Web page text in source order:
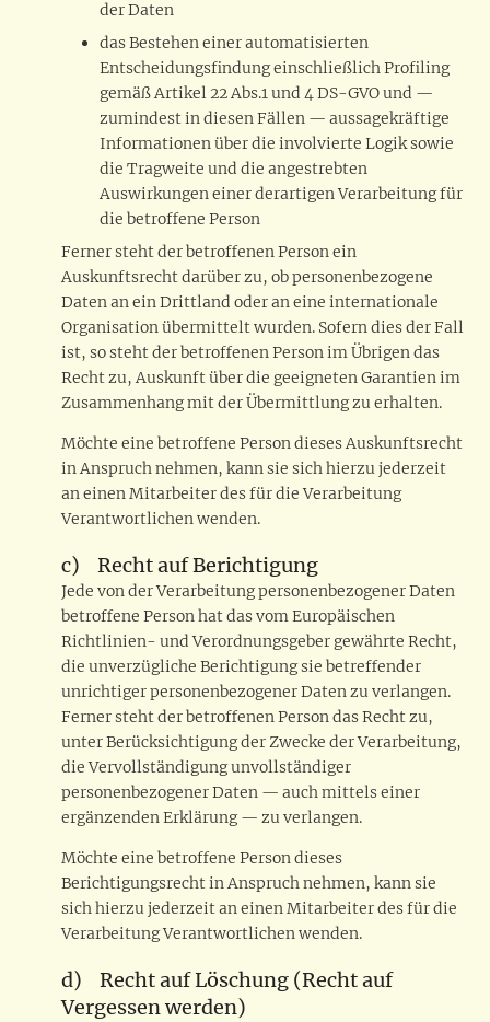
der Daten
das Bestehen einer automatisierten
Entscheidungsfindung einschließlich Profiling
gemäß Artikel 22 Abs.1 und 4 DS-GVO und —
zumindest in diesen Fällen — aussagekräftige
Informationen über die involvierte Logik sowie
die Tragweite und die angestrebten
Auswirkungen einer derartigen Verarbeitung für
die betroffene Person
Ferner steht der betroffenen Person ein
Auskunftsrecht darüber zu, ob personenbezogene
Daten an ein Drittland oder an eine internationale
Organisation übermittelt wurden. Sofern dies der Fall
ist, so steht der betroffenen Person im Übrigen das
Recht zu, Auskunft über die geeigneten Garantien im
Zusammenhang mit der Übermittlung zu erhalten.
Möchte eine betroffene Person dieses Auskunftsrecht
in Anspruch nehmen, kann sie sich hierzu jederzeit
an einen Mitarbeiter des für die Verarbeitung
Verantwortlichen wenden.
c) Recht auf Berichtigung
Jede von der Verarbeitung personenbezogener Daten
betroffene Person hat das vom Europäischen
Richtlinien- und Verordnungsgeber gewährte Recht,
die unverzügliche Berichtigung sie betreffender
unrichtiger personenbezogener Daten zu verlangen.
Ferner steht der betroffenen Person das Recht zu,
unter Berücksichtigung der Zwecke der Verarbeitung,
die Vervollständigung unvollständiger
personenbezogener Daten — auch mittels einer
ergänzenden Erklärung — zu verlangen.
Möchte eine betroffene Person dieses
Berichtigungsrecht in Anspruch nehmen, kann sie
sich hierzu jederzeit an einen Mitarbeiter des für die
Verarbeitung Verantwortlichen wenden.
d) Recht auf Löschung (Recht auf
Vergessen werden)